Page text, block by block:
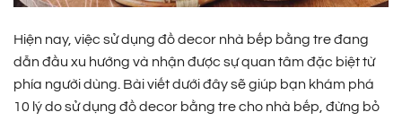
Hiện nay, việc sử dụng đồ decor nhà bếp bằng tre đang
dẫn đầu xu hướng và nhận được sự quan tâm đặc biệt từ
phía người dùng. Bài viết dưới đây sẽ giúp bạn khám phá
10 lý do sử dụng đồ decor bằng tre cho nhà bếp, đừng bỏ